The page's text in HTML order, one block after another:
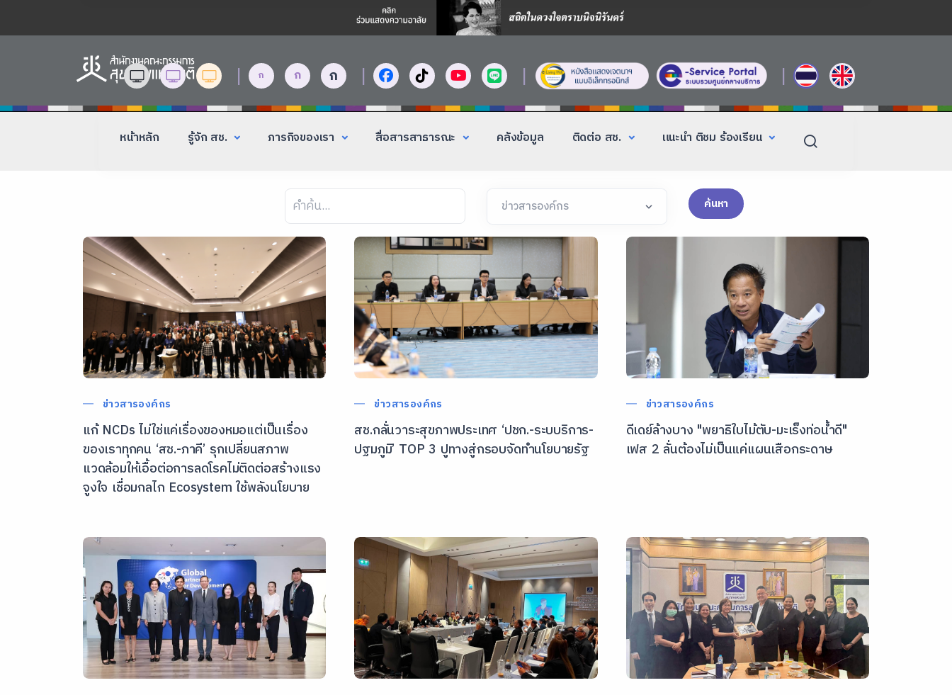
| ก ก ก | | |
หน้าหลัก รู้จัก สช. ภารกิจของเรา สื่อสารสาธารณะ คลังข้อมูล ติดต่อ สช. แนะนำ ติชม ร้องเรียน
ค้นหา
ข่าวสารองค์กร
แก้ NCDs ไม่ใช่แค่เรื่องของหมอแต่เป็นเรื่อง
ของเราทุกคน ‘สช.-ภาคี’ รุกเปลี่ยนสภาพ
แวดล้อมให้เอื้อต่อการลดโรคไม่ติดต่อสร้างแรง
จูงใจ เชื่อมกลไก Ecosystem ใช้พลังนโยบาย
ข่าวสารองค์กร
สช.กลั่นวาระสุขภาพประเทศ ‘ปชก.-ระบบริการ-
ปฐมภูมิ’ TOP 3 ปูทางสู่กรอบจัดทำนโยบายรัฐ
ข่าวสารองค์กร
ดีเดย์ล้างบาง "พยาธิใบไม้ตับ-มะเร็งท่อน้ำดี"
เฟส 2 ลั่นต้องไม่เป็นแค่แผนเสือกระดาษ